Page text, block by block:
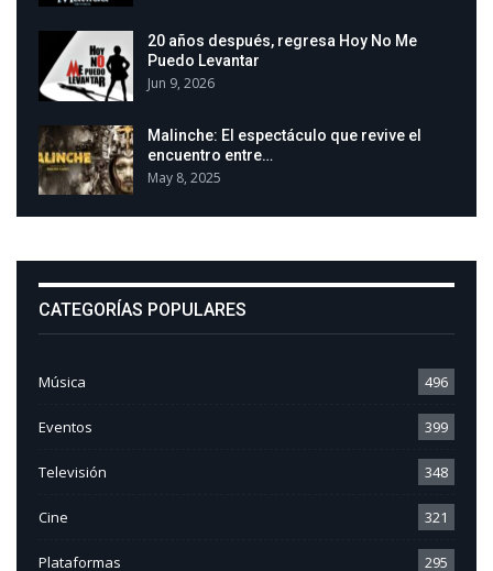
20 años después, regresa Hoy No Me
Puedo Levantar
Jun 9, 2026
Malinche: El espectáculo que revive el
encuentro entre…
May 8, 2025
CATEGORÍAS POPULARES
Música 496
Eventos 399
Televisión 348
Cine 321
Plataformas 295